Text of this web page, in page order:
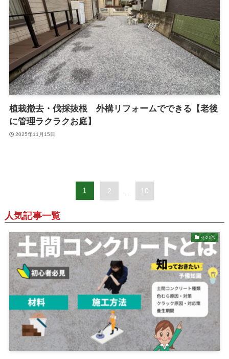
植栽撤去・伐採抜根 外構リフォームでできる【老後
に管理ラクラクお庭】
2025年11月15日
1 2 10
人気記事一覧
その他